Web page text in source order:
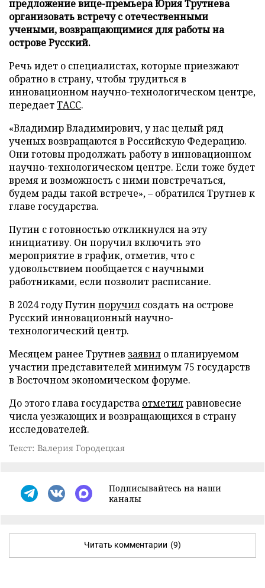
предложение вице-премьера Юрия Трутнева
организовать встречу с отечественными
учеными, возвращающимися для работы на
острове Русский.
Речь идет о специалистах, которые приезжают
обратно в страну, чтобы трудиться в
инновационном научно-технологическом центре,
передаетТАСС.
«Владимир Владимирович, у нас целый ряд
ученых возвращаются в Российскую Федерацию.
Они готовы продолжать работу в инновационном
научно-технологическом центре. Если тоже будет
время и возможность с ними повстречаться,
будем рады такой встрече», – обратился Трутнев к
главе государства.
Путин с готовностью откликнулся на эту
инициативу. Он поручил включить это
мероприятие в график, отметив, что с
удовольствием пообщается с научными
работниками, если позволит расписание.
В 2024 году Путин поручил создать на острове
Русский инновационный научно-
технологический центр.
Месяцем ранее Трутнев заявил о планируемом
участии представителей минимум 75 государств
в Восточном экономическом форуме.
До этого глава государства отметилравновесие
числа уезжающих и возвращающихся в страну
исследователей.
Текст: Валерия Городецкая
Подписывайтесь на наши
каналы
Читать комментарии (9)